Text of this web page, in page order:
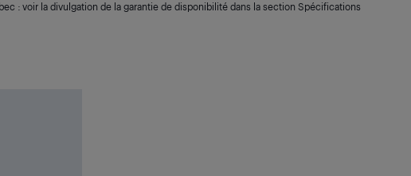
: voir la divulgation de la garantie de disponibilité dans la section Spécifications